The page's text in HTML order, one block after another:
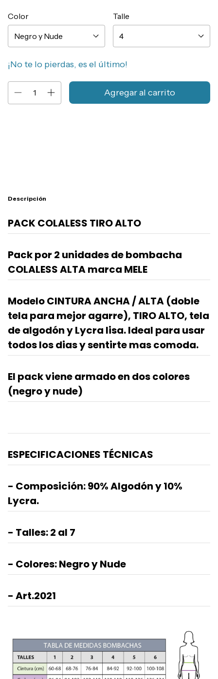
Color Talle
¡No te lo pierdas, es el último!
Descripción
PACK COLALESS TIRO ALTO
Pack por 2 unidades de bombacha
COLALESS ALTA marca MELE
Modelo CINTURA ANCHA / ALTA (doble
tela para mejor agarre), TIRO ALTO, tela
de algodón y Lycra lisa. Ideal para usar
todos los dias y sentirte mas comoda.
El pack viene armado en dos colores
(negro y nude)
ESPECIFICACIONES TÉCNICAS
- Composición: 90% Algodón y 10%
Lycra.
- Talles: 2 al 7
- Colores: Negro y Nude
- Art.2021